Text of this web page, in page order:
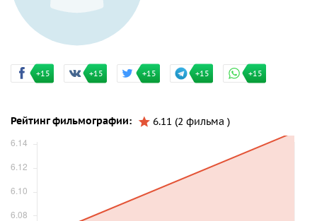
+15 +15 +15 +15 +15
Рейтинг фильмографии: 6.11 (2 фильма )